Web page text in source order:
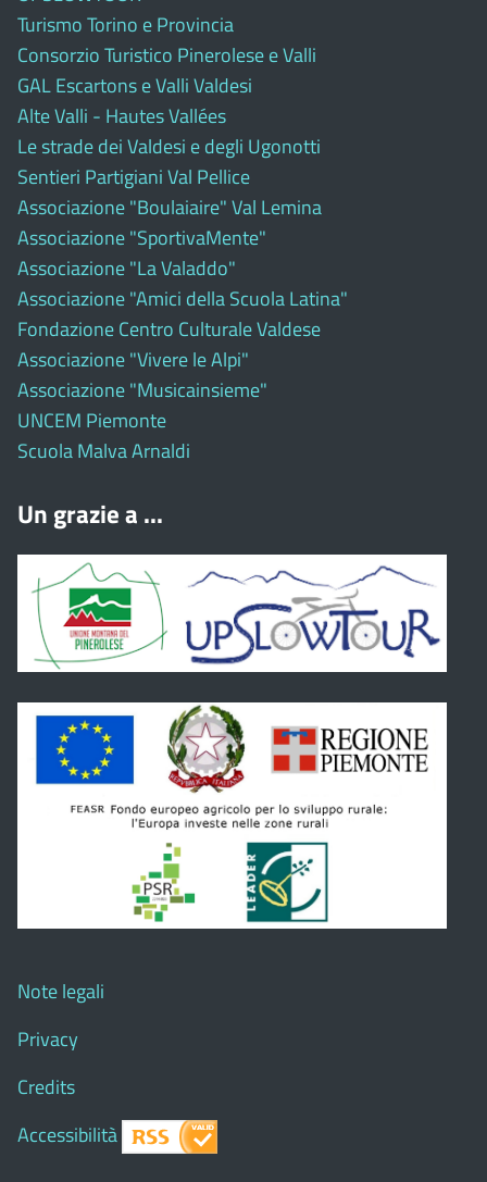
Turismo Torino e Provincia
Consorzio Turistico Pinerolese e Valli
GAL Escartons e Valli Valdesi
Alte Valli - Hautes Vallées
Le strade dei Valdesi e degli Ugonotti
Sentieri Partigiani Val Pellice
Associazione "Boulaiaire" Val Lemina
Associazione "SportivaMente"
Associazione "La Valaddo"
Associazione "Amici della Scuola Latina"
Fondazione Centro Culturale Valdese
Associazione "Vivere le Alpi"
Associazione "Musicainsieme"
UNCEM Piemonte
Scuola Malva Arnaldi
Un grazie a ...
Note legali
Privacy
Credits
Accessibilità